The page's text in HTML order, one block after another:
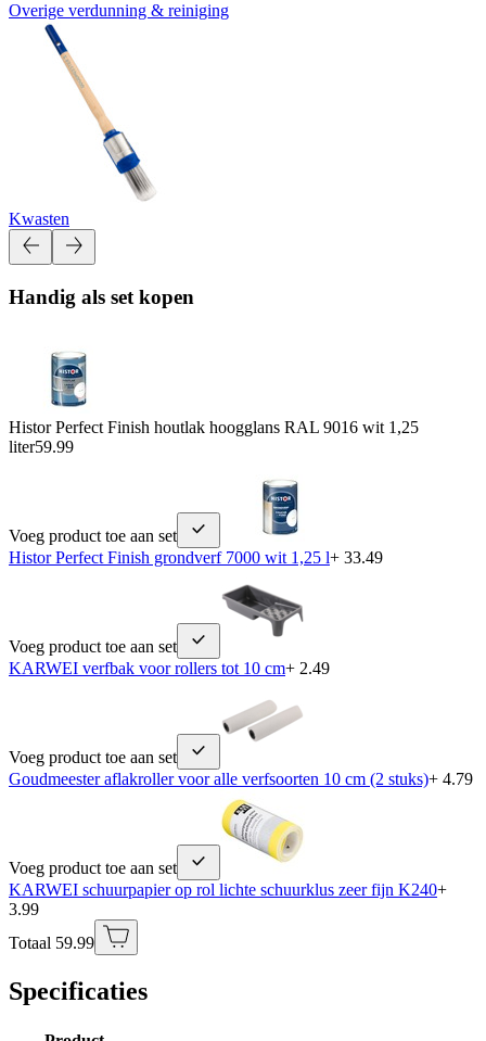
Overige verdunning & reiniging
Kwasten
Handig als set kopen
Histor Perfect Finish houtlak hoogglans RAL 9016 wit 1,25
liter59.99
Voeg product toe aan set
Histor Perfect Finish grondverf 7000 wit 1,25 l+ 33.49
Voeg product toe aan set
KARWEI verfbak voor rollers tot 10 cm+ 2.49
Voeg product toe aan set
Goudmeester aflakroller voor alle verfsoorten 10 cm (2 stuks)+ 4.79
Voeg product toe aan set
KARWEI schuurpapier op rol lichte schuurklus zeer fijn K240+
3.99
Totaal 59.99
Specificaties